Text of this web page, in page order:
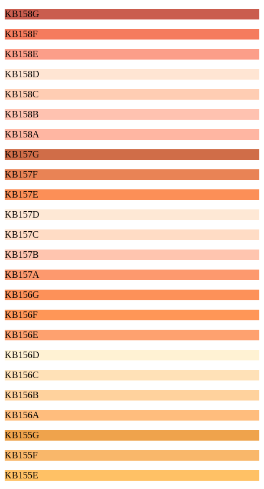
KB158G
KB158F
KB158E
KB158D
KB158C
KB158B
KB158A
KB157G
KB157F
KB157E
KB157D
KB157C
KB157B
KB157A
KB156G
KB156F
KB156E
KB156D
KB156C
KB156B
KB156A
KB155G
KB155F
KB155E